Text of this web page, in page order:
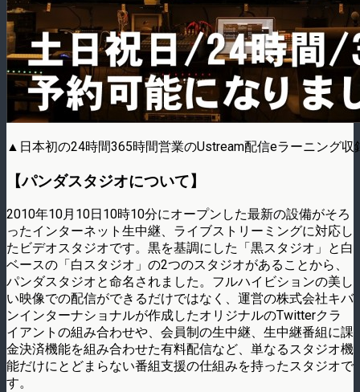
▲日本初の24時間365時間営業のUstream配信eラーニング収
【パンダスタジオについて】
2010年10月10日10時10分にオープンした最新の設備がそろ
ったインターネット生中継、ライブストリーミングに対応し
たビデオスタジオです。黒を基調にした「黒スタジオ」と白
ベースの「白スタジオ」の2つのスタジオがあることから、
パンダスタジオと命名されました。フルハイビションの美し
い映像での配信ができるだけではなく、運営の株式会社キバ
ンインターナショナルが作成したオリジナルのTwitterクラ
イアントの組み合わせや、会員制の生中継、生中継番組に課
金決済機能を組み合わせた有料配信など、単なるスタジオ機
能だけにとどまらない番組支援の仕組みを持ったスタジオで
す。